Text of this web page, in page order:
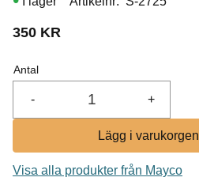
350 KR
Antal
+
-
Visa alla produkter från Mayco